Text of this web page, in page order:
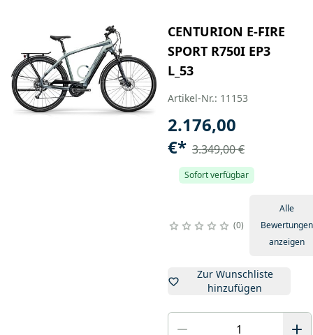
CENTURION E-FIRE
SPORT R750I EP3
L_53
Artikel-Nr.: 11153
2.176,00
€* 3.349,00 €
Sofort verfügbar
0
Alle
Bewertungen
anzeigen
Zur Wunschliste
hinzufügen